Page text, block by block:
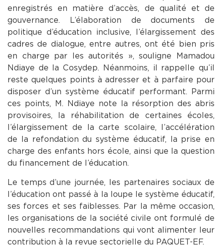
enregistrés en matière d’accès, de qualité et de
gouvernance. L’élaboration de documents de
politique d’éducation inclusive, l’élargissement des
cadres de dialogue, entre autres, ont été bien pris
en charge par les autorités », souligne Mamadou
Ndiaye de la Cosydep. Néanmoins, il rappelle qu’il
reste quelques points à adresser et à parfaire pour
disposer d’un système éducatif performant. Parmi
ces points, M. Ndiaye note la résorption des abris
provisoires, la réhabilitation de certaines écoles,
l’élargissement de la carte scolaire, l’accélération
de la refondation du système éducatif, la prise en
charge des enfants hors école, ainsi que la question
du financement de l’éducation.
Le temps d’une journée, les partenaires sociaux de
l’éducation ont passé à la loupe le système éducatif,
ses forces et ses faiblesses. Par la même occasion,
les organisations de la société civile ont formulé de
nouvelles recommandations qui vont alimenter leur
contribution à la revue sectorielle du PAQUET-EF.